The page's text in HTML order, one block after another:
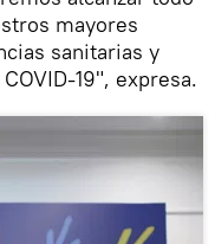
mayores
sanitarias y
19", expresa.